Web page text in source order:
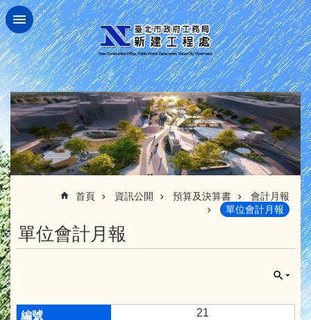
跳到主要內容區塊
首頁 資訊公開 預算及決算書
會計月報
單位會計月報
單位會計月報
21